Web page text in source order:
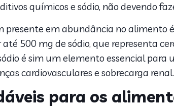
químicos e sódio, não devendo
em abundância no alimento
500 mg de sódio, que representa
é sim um elemento essencial
cardiovasculares e sobrecarga renal.
para os